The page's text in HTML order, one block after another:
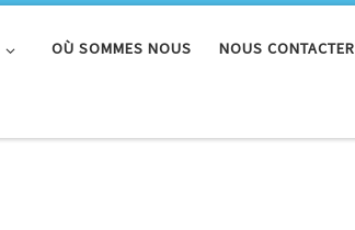
OÙ SOMMES NOUS NOUS CONTACTER